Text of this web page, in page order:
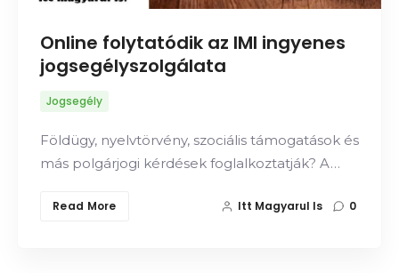
Online folytatódik az IMI ingyenes
jogsegélyszolgálata
Jogsegély
Földügy, nyelvtörvény, szociális támogatások és
más polgárjogi kérdések foglalkoztatják? A…
Read More Itt Magyarul Is 0